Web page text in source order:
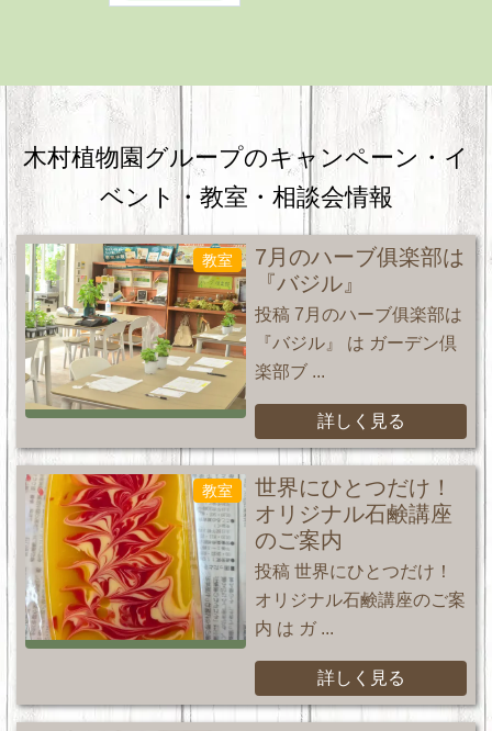
木村植物園グループのキャンペーン・ イ
ベント・教室・相談会情報
教室
7月のハーブ俱楽部は
『バジル』
投稿 7月のハーブ俱楽部は
『バジル』 は ガーデン倶
楽部ブ ...
詳しく見る
教室
世界にひとつだけ！
オリジナル石鹸講座
のご案内
投稿 世界にひとつだけ！
オリジナル石鹸講座のご案
内 は ガ ...
詳しく見る